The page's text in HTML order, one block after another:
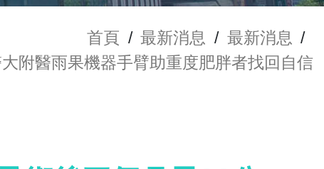
首頁 / 最新消息 / 最新消息 /
附醫雨果機器手臂助重度肥胖者找回自信